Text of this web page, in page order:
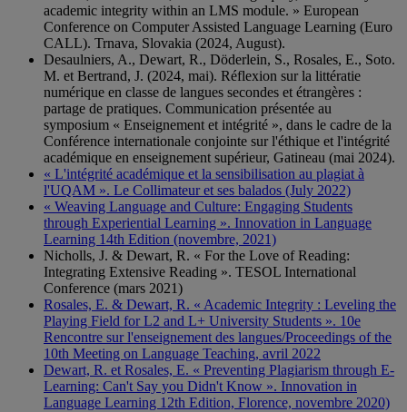
academic integrity within an LMS module. » European
Conference on Computer Assisted Language Learning (Euro
CALL). Trnava, Slovakia (2024, August).
Desaulniers, A., Dewart, R., Döderlein, S., Rosales, E., Soto.
M. et Bertrand, J. (2024, mai). Réflexion sur la littératie
numérique en classe de langues secondes et étrangères :
partage de pratiques. Communication présentée au
symposium « Enseignement et intégrité », dans le cadre de la
Conférence internationale conjointe sur l'éthique et l'intégrité
académique en enseignement supérieur, Gatineau (mai 2024).
« L'intégrité académique et la sensibilisation au plagiat à
l'UQAM ». Le Collimateur et ses balados (July 2022)
« Weaving Language and Culture: Engaging Students
through Experiential Learning ». Innovation in Language
Learning 14th Edition (novembre, 2021)
Nicholls, J. & Dewart, R. « For the Love of Reading:
Integrating Extensive Reading ». TESOL International
Conference (mars 2021)
Rosales, E. & Dewart, R. « Academic Integrity : Leveling the
Playing Field for L2 and L+ University Students ». 10e
Rencontre sur l'enseignement des langues/Proceedings of the
10th Meeting on Language Teaching, avril 2022
Dewart, R. et Rosales, E. « Preventing Plagiarism through E-
Learning: Can't Say you Didn't Know ». Innovation in
Language Learning 12th Edition, Florence, novembre 2020)